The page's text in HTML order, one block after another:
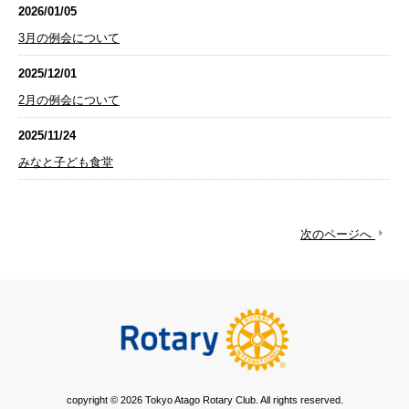
2026/01/05
3月の例会について
2025/12/01
2月の例会について
2025/11/24
みなと子ども食堂
次のページへ
copyright © 2026 Tokyo Atago Rotary Club. All rights reserved.